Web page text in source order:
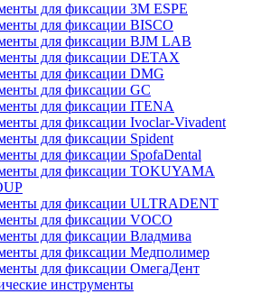
для фиксации 3M ESPE
для фиксации BISCO
для фиксации BJM LAB
для фиксации DETAX
для фиксации DMG
для фиксации GC
для фиксации ITENA
для фиксации Ivoclar-Vivadent
для фиксации Spident
для фиксации SpofaDental
для фиксации TOKUYAMA
для фиксации ULTRADENT
для фиксации VOCO
для фиксации Владмива
для фиксации Медполимер
для фиксации ОмегаДент
инструменты